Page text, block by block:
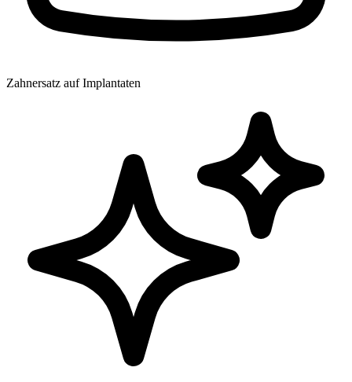
Zahnersatz auf Implantaten